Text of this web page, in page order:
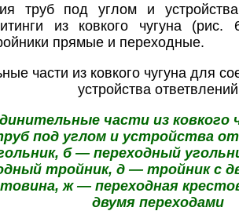
труб под углом и
из ковкого чугуна (рис.
прямые и переходные.
части из ковкого
под углом и устройства
б — переходный
тройник, д — тройник с
ж — переходная
двумя переходами